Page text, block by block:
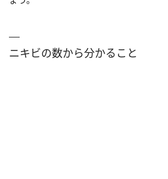
ニキビの数から分かること